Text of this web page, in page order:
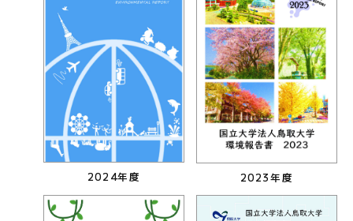
2024年度 2023年度